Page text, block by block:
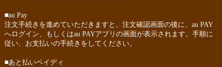
■au Pay
注文手続きを進めていただきますと、注文確認画面の後に、au PAY
へログイン、もしくはau PAYアプリの画面が表示されます。手順に
従い、お支払いの手続きをしてください。
■あと払いペイディ